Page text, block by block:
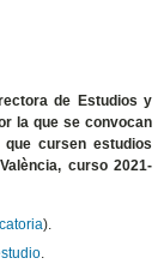
de Estudios y
la que se convocan
cursen estudios
curso 2021-
).
.